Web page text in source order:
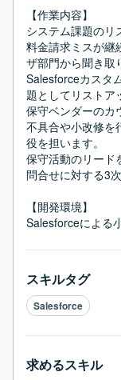
【作業内容】
システム課題のリ
料金請求ミスが継
ザ部門から聞き取
Salesforceカスタ
題としてリストア
保守ベンダーのカ
不具合や小改修を
役を担います。
保守活動のリード
問合せに対する3
【開発環境】
Salesforceによる
スキルタグ
Salesforce
求めるスキル